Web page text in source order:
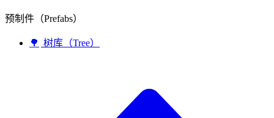
预制件（Prefabs）
🌳 树库（Tree）